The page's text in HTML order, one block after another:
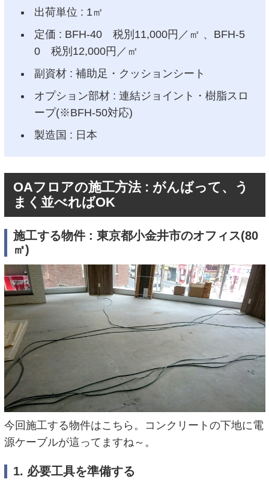
出荷単位 : 1㎡
定価 : BFH-40 税別11,000円／㎡ 、BFH-5
0 税別12,000円／㎡
副資材 : 補助足・クッションシート
オプション部材 : 連結ジョイント・樹脂スロ
ープ(※BFH-50対応)
製造国 : 日本
OAフロアの施工方法 : がんばって、う
まく並べればOK
施工する物件 : 東京都小金井市のオフィス(80
㎡)
今回施工する物件はこちら。コンクリートの下地に電
源ケーブルが這ってますね～。
1. 必要工具を準備する